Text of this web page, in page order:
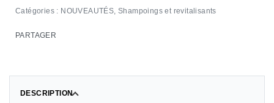
Catégories : NOUVEAUTÉS,Shampoings et revitalisants
PARTAGER
DESCRIPTION